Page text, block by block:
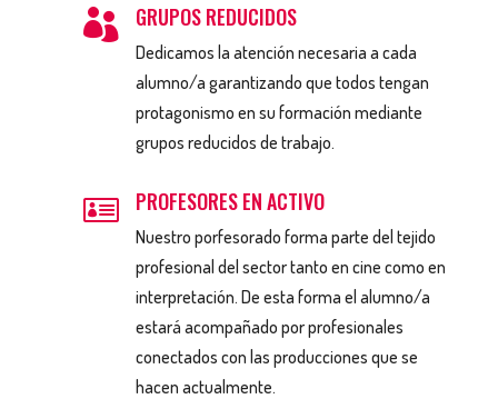
 GRUPOS REDUCIDOS
Dedicamos la atención necesaria a cada
alumno/a garantizando que todos tengan
protagonismo en su formación mediante
grupos reducidos de trabajo.
 PROFESORES EN ACTIVO
Nuestro porfesorado forma parte del tejido
profesional del sector tanto en cine como en
interpretación. De esta forma el alumno/a
estará acompañado por profesionales
conectados con las producciones que se
hacen actualmente.